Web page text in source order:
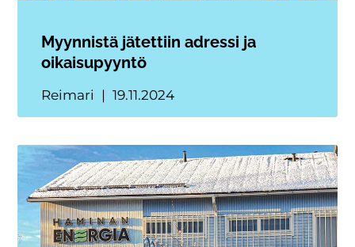
Myynnistä jätettiin adressi ja
oikaisupyyntö
Reimari 19.11.2024